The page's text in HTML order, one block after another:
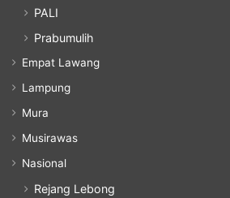
PALI
Prabumulih
Empat Lawang
Lampung
Mura
Musirawas
Nasional
Rejang Lebong